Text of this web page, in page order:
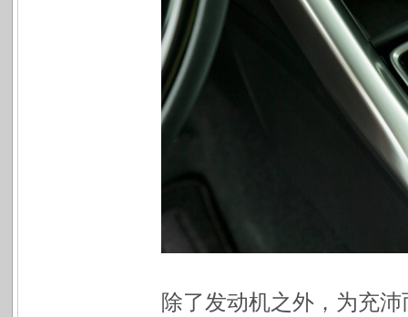
除了发动机之外，为充